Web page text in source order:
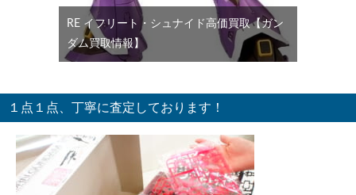
RE イフリート・シュナイド高価買取【ガン
ダム買取情報】
１点１点、丁寧に査定しております！